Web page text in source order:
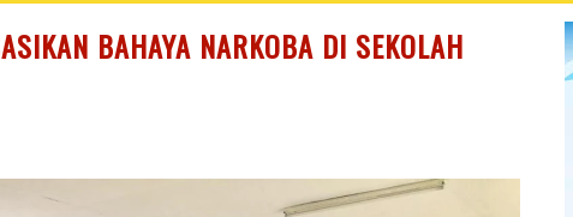
BAHAYA NARKOBA DI SEKOLAH